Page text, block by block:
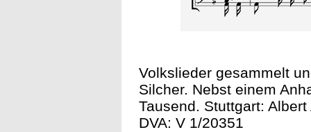
Volkslieder gesammelt
Silcher. Nebst einem
Tausend. Stuttgart:
DVA: V 1/20351